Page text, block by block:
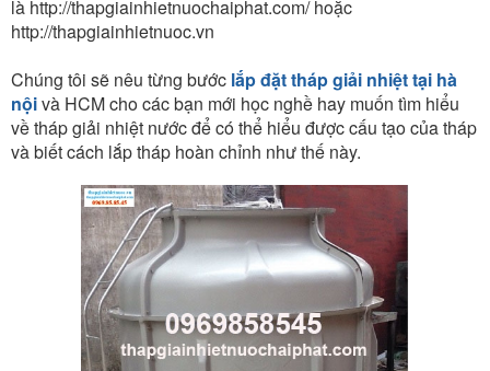
là http://thapgiainhietnuochaiphat.com/ hoặc
http://thapgiainhietnuoc.vn
Chúng tôi sẽ nêu từng bước lắp đặt tháp giải nhiệt tại hà
nộivà HCM cho các bạn mới học nghề hay muốn tìm hiểu
về tháp giải nhiệt nước để có thể hiểu được cấu tạo của tháp
và biết cách lắp tháp hoàn chỉnh như thế này.